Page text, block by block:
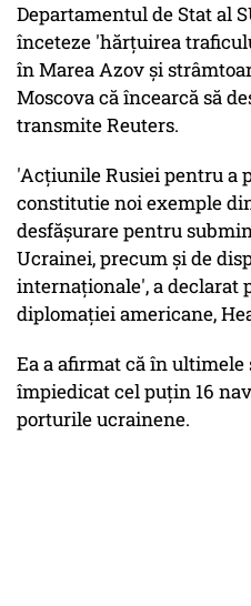
Departamentul de Stat al
înceteze 'hărţuirea
în Marea Azov şi
Moscova că încearcă să
transmite Reuters.
'Acţiunile Rusiei pentru
constitutie noi exemple
desfăşurare pentru
Ucrainei, precum şi de
internaţionale', a declarat
diplomaţiei americane,
Ea a afirmat că în ultimele
împiedicat cel puţin 16
porturile ucrainene.